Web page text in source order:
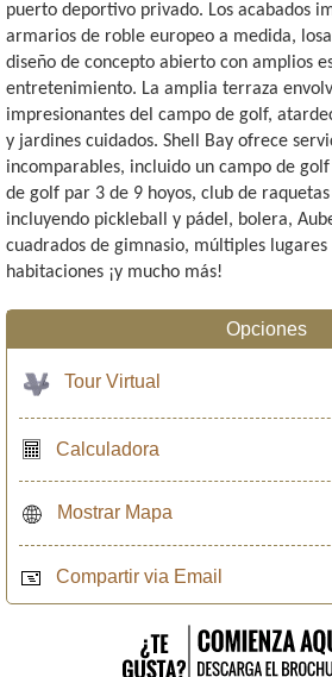
puerto deportivo privado. Los acabados
armarios de roble europeo a medida,
diseño de concepto abierto con amplios
entretenimiento. La amplia terraza
impresionantes del campo de golf,
y jardines cuidados. Shell Bay ofrece
incomparables, incluido un campo de
de golf par 3 de 9 hoyos, club de
incluyendo pickleball y pádel, bolera,
cuadrados de gimnasio, múltiples
habitaciones ¡y mucho más!
Opciones
Tour Virtual
Calculadora
Mostrar Mapa
Compartir via Email